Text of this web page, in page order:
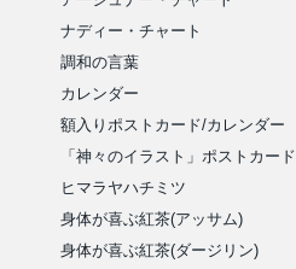
ナディー・チャート
調和の言葉
カレンダー
額入りポストカード/カレンダー
「神々のイラスト」ポストカード
ヒマラヤハチミツ
身体が喜ぶ紅茶(アッサム)
身体が喜ぶ紅茶(ダージリン)